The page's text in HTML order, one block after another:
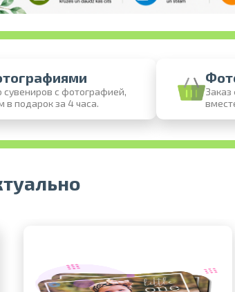
1 часа в Риге – закажите онлайн
виды бумаги для ваших
всей Латвии или самовывоз
сувениров с фотографией,
в подарок за 4 часа.
Заказ